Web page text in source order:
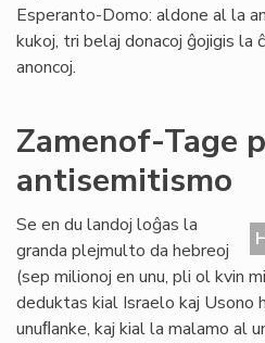
Esperanto-Domo: aldone al la
kukoj, tri belaj donacoj ĝojigis la
anoncoj.
Zamenof-Tage
antisemitismo
Se en du landoj loĝas la
granda plejmulto da hebreoj
(sep milionoj en unu, pli ol kvin
deduktas kial Israelo kaj Usono
unuﬂanke, kaj kial la malamo al